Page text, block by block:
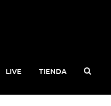
LIVE TIENDA